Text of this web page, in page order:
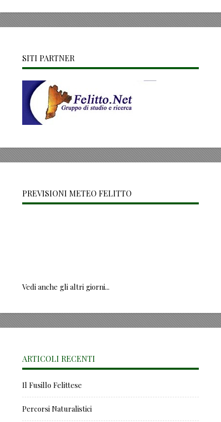
SITI PARTNER
PREVISIONI METEO FELITTO
Vedi anche gli altri giorni...
ARTICOLI RECENTI
Il Fusillo Felittese
Percorsi Naturalistici